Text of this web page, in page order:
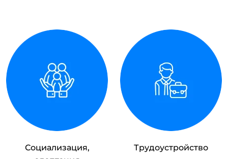
Социализация,
Трудоустройство